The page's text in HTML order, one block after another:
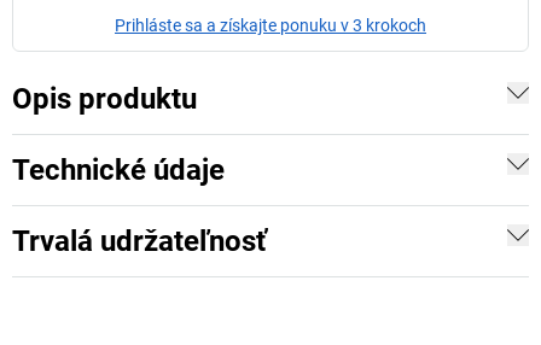
Prihláste sa a získajte ponuku v 3 krokoch
Opis produktu
Technické údaje
Trvalá udržateľnosť